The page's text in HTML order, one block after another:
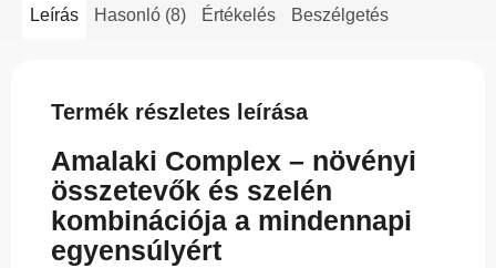
Leírás Hasonló (8) Értékelés Beszélgetés
Termék részletes leírása
Amalaki Complex – növényi
összetevők és szelén
kombinációja a mindennapi
egyensúlyért